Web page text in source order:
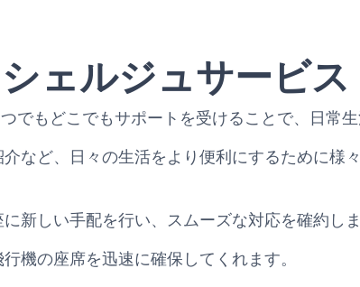
ェルジュサービス
でもどこでもサポートを受けることで、日常生
など、日々の生活をより便利にするために様
新しい手配を行い、スムーズな対応を確約しま
機の座席を迅速に確保してくれます。